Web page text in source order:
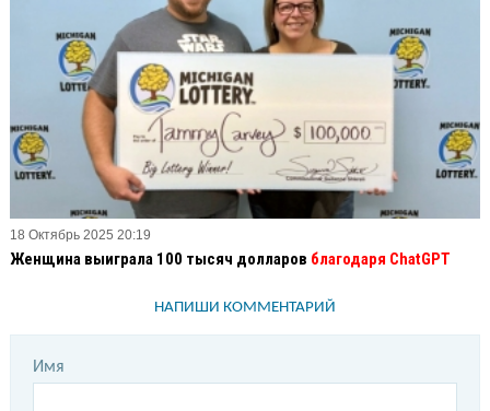
18 Октябрь 2025 20:19
Женщина выиграла 100 тысяч долларов благодаря ChatGPT
НАПИШИ КОММЕНТАРИЙ
Имя